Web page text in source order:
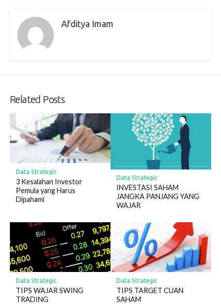
Afditya Imam
Related Posts
Data Strategic
3 Kesalahan Investor
Pemula yang Harus
Dipahami
Data Strategic
INVESTASI SAHAM
JANGKA PANJANG YANG
WAJAR
Data Strategic
TIPS WAJAR SWING
TRADING
Data Strategic
TIPS TARGET CUAN
SAHAM